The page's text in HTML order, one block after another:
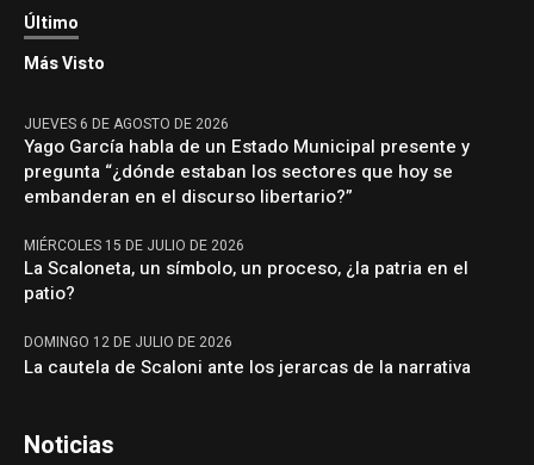
Último
Más Visto
JUEVES 6 DE AGOSTO DE 2026
Yago García habla de un Estado Municipal presente y
pregunta “¿dónde estaban los sectores que hoy se
embanderan en el discurso libertario?”
MIÉRCOLES 15 DE JULIO DE 2026
La Scaloneta, un símbolo, un proceso, ¿la patria en el
patio?
DOMINGO 12 DE JULIO DE 2026
La cautela de Scaloni ante los jerarcas de la narrativa
Noticias